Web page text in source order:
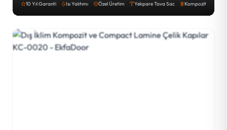
10 Yıl Garanti Isı Yalıtımı Özel Üretim Yekpare Tava Sac Kompozit